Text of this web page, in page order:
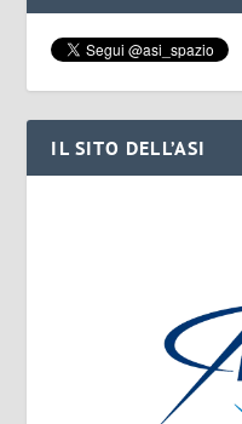
IL SITO DELL’ASI